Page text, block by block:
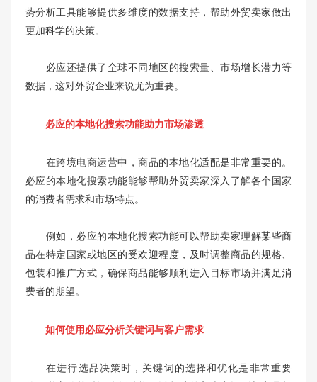
势分析工具能够提供多维度的数据支持，帮助外贸卖家做出
更加科学的决策。
必应还提供了全球不同地区的搜索量、市场增长潜力等
数据，这对外贸企业来说尤为重要。
必应的本地化搜索功能助力市场渗透
在跨境电商运营中，商品的本地化适配是非常重要的。
必应的本地化搜索功能能够帮助外贸卖家深入了解各个国家
的消费者需求和市场特点。
例如，必应的本地化搜索功能可以帮助卖家理解某些商
品在特定国家或地区的受欢迎程度，及时调整商品的规格、
包装和推广方式，确保商品能够顺利进入目标市场并满足消
费者的期望。
如何使用必应分析关键词与客户需求
在进行选品决策时，关键词的选择和优化是非常重要